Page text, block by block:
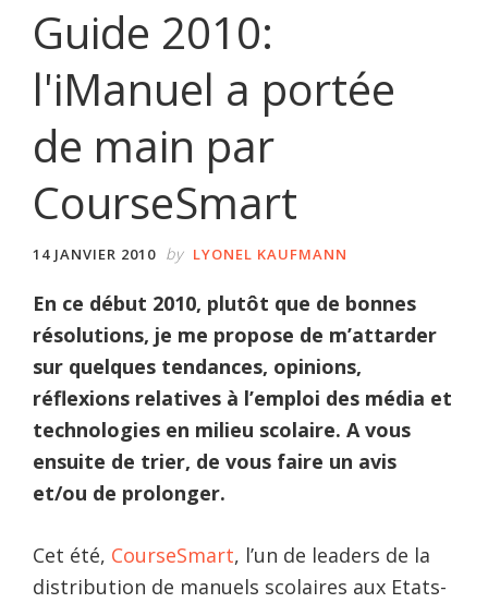
Guide 2010:
l'iManuel a portée
de main par
CourseSmart
14 JANVIER 2010 by LYONEL KAUFMANN
En ce début 2010, plutôt que de bonnes
résolutions, je me propose de m’attarder
sur quelques tendances, opinions,
réflexions relatives à l’emploi des média et
technologies en milieu scolaire. A vous
ensuite de trier, de vous faire un avis
et/ou de prolonger.
Cet été, CourseSmart, l’un de leaders de la
distribution de manuels scolaires aux Etats-